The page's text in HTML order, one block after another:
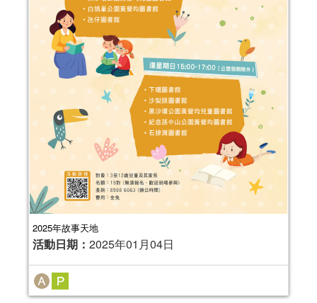
2025年故事天地
活動日期： 2025年01月04日